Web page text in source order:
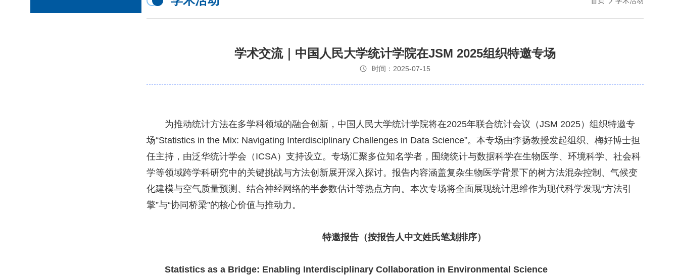
学术交流｜中国人民大学统计学院在JSM 2025组织特邀专场
时间：2025-07-15
为推动统计方法在多学科领域的融合创新，中国人民大学统计学院将在2025年联合统计会议（JSM 2025）组织特邀专
场“Statistics in the Mix: Navigating Interdisciplinary Challenges in Data Science”。本专场由李扬教授发起组织、梅好博士担
任主持，由泛华统计学会（ ICSA）支持设立。专场汇聚多位知名学者，围绕统计与数据科学在生物医学、环境科学、社会科
学等领域跨学科研究中的关键挑战与方法创新展开深入探讨。报告内容涵盖复杂生物医学背景下的树方法混杂控制、气候变
化建模与空气质量预测、结合神经网络的半参数估计等热点方向。本次专场将全面展现统计思维作为现代科学发现“方法引
擎”与“协同桥梁”的核心价值与推动力。
特邀报告（按报告人中文姓氏笔划排序）
Statistics as a Bridge: Enabling Interdisciplinary Collaboration in Environmental Science